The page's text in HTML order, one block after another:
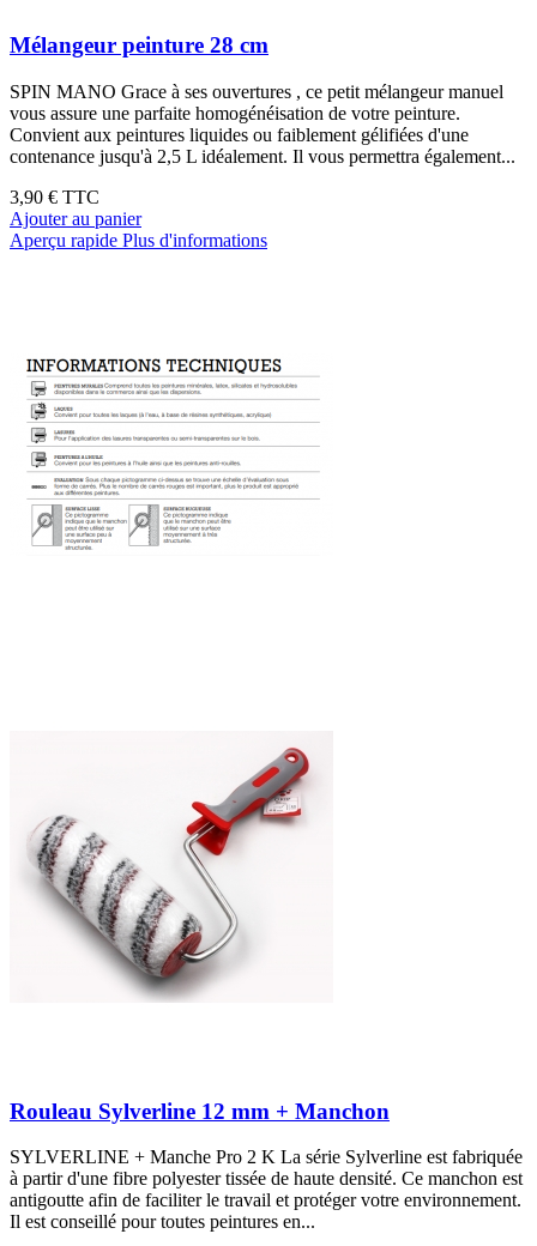
Mélangeur peinture 28 cm
SPIN MANO Grace à ses ouvertures , ce petit mélangeur manuel
vous assure une parfaite homogénéisation de votre peinture.
Convient aux peintures liquides ou faiblement gélifiées d'une
contenance jusqu'à 2,5 L idéalement. Il vous permettra également...
3,90 € TTC
Ajouter au panier
Aperçu rapide Plus d'informations
Rouleau Sylverline 12 mm + Manchon
SYLVERLINE + Manche Pro 2 K La série Sylverline est fabriquée
à partir d'une fibre polyester tissée de haute densité. Ce manchon est
antigoutte afin de faciliter le travail et protéger votre environnement.
Il est conseillé pour toutes peintures en...